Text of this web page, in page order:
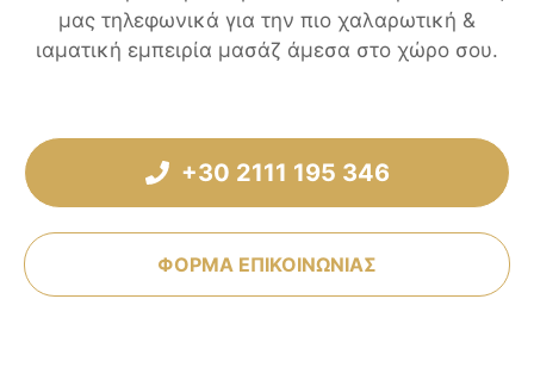
μας τηλεφωνικά για την πιο χαλαρωτική &
ιαματική εμπειρία μασάζ άμεσα στο χώρο σου.
+30 2111 195 346
ΦΟΡΜΑ ΕΠΙΚΟΙΝΩΝΙΑΣ